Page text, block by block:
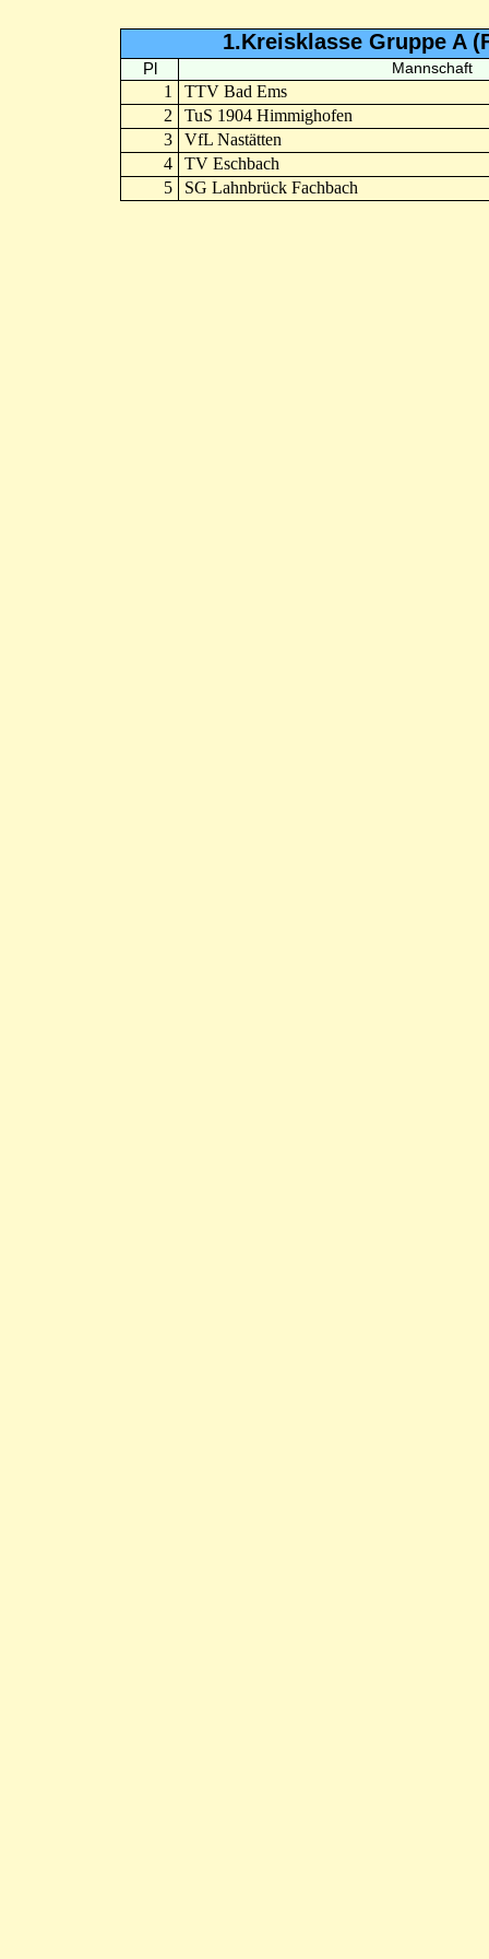
1.Kreisklasse Gruppe A
Pl Mannschaft
1
TTV Bad Ems
2
TuS 1904 Himmighofen
3
VfL Nastätten
4
TV Eschbach
5
SG Lahnbrück Fachbach